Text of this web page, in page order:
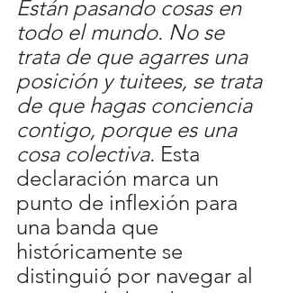
Están pasando cosas en
todo el mundo. No se
trata de que agarres una
posición y tuitees, se trata
de que hagas conciencia
contigo, porque es una
cosa colectiva. Esta
declaración marca un
punto de inflexión para
una banda que
históricamente se
distinguió por navegar al